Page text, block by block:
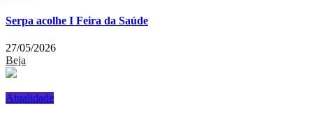
Serpa acolhe I Feira da Saúde
27/05/2026
Beja
Atualidade